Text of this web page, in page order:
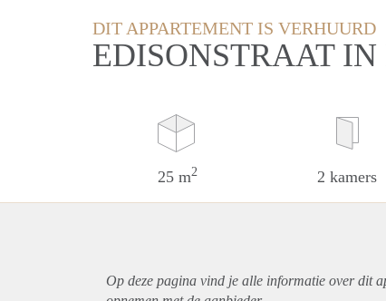
DIT APPARTEMENT IS VERHUURD
EDISONSTRAAT
25 m2 2 kamers
Op deze pagina vind je alle informatie over dit